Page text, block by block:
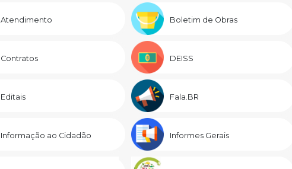
Atendimento Boletim de Obras
Contratos DEISS
Editais Fala.BR
Informação ao Cidadão Informes Gerais